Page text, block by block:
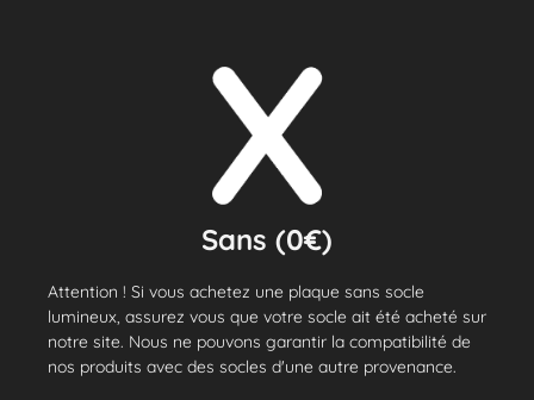
Sans (0€)
Attention ! Si vous achetez une plaque sans socle
lumineux, assurez vous que votre socle ait été acheté sur
notre site. Nous ne pouvons garantir la compatibilité de
nos produits avec des socles d'une autre provenance.